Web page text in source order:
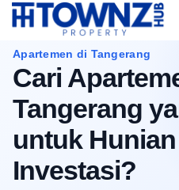
Apartemen di Tangerang
Cari
Tangerang
untuk
Investasi?